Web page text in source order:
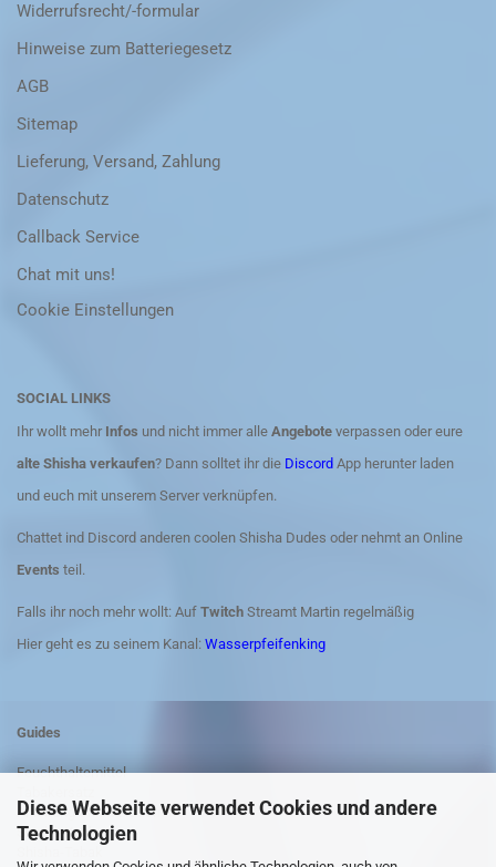
Diese Webseite verwendet Cookies und andere
Technologien
Widerrufsrecht/-formular
Hinweise zum Batteriegesetz
AGB
Sitemap
Lieferung, Versand, Zahlung
Datenschutz
Callback Service
Chat mit uns!
Cookie Einstellungen
SOCIAL LINKS
Ihr wollt mehr Infos und nicht immer alle Angebote verpassen oder eure
alte Shisha verkaufen? Dann solltet ihr die Discord App herunter laden
und euch mit unserem Server verknüpfen.
Chattet ind Discord anderen coolen Shisha Dudes oder nehmt an Online
Events teil.
Falls ihr noch mehr wollt: Auf Twitch Streamt Martin regelmäßig
Hier geht es zu seinem Kanal: Wasserpfeifenking
Guides
Feuchthaltemittel
Anleitung Shisha rauchen
Shisha-Kohle